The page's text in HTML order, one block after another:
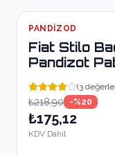
PANDIZOD
Fiat Stilo
Pandizot
(3
₺218,90 -%20
₺175,12
KDV Dahil